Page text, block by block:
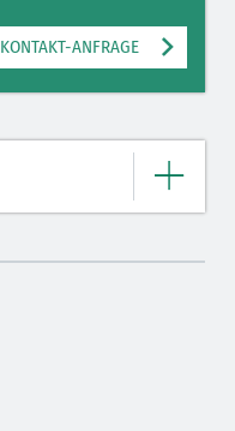
KONTAKT-ANFRAGE